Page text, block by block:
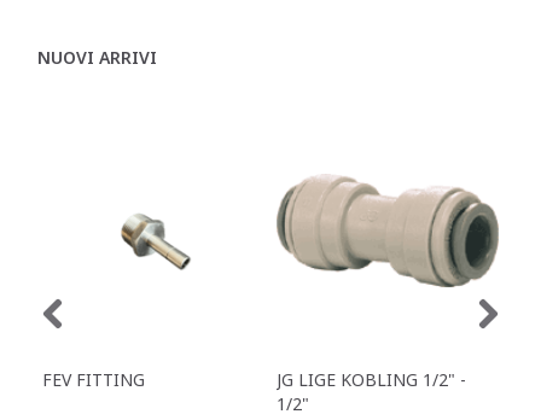
NUOVI ARRIVI
FEV FITTING
JG LIGE KOBLING 1/2" -
1/2"